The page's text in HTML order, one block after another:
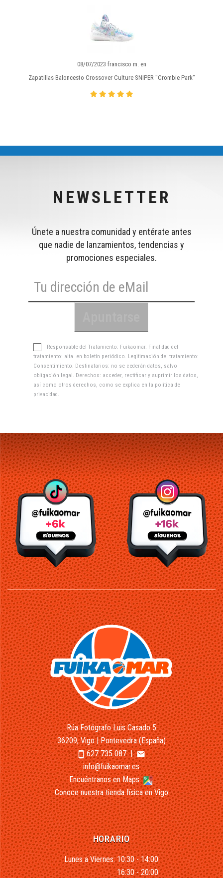
08/07/2023 francisco m. en
Zapatillas Baloncesto Crossover Culture SNIPER "Crombie Park"
NEWSLETTER
Únete a nuestra comunidad y entérate antes
que nadie de lanzamientos, tendencias y
promociones especiales.
Responsable del Tratamiento: Fuikaomar. Finalidad del
tratamiento: alta en boletín periódico. Legitimación del tratamiento:
Consentimiento. Destinatarios: no se cederán datos, salvo
obligación legal. Derechos: acceder, rectificar y suprimir los datos,
así como otros derechos, como se explica en la política de
privacidad .
Rúa Fotógrafo Luis Casado 5
36209, Vigo | Pontevedra (España)
smartphone627 735 087|email
info@fuikaomar.es
Encuéntranos en Maps
Conoce nuestra tienda física en Vigo
HORARIO
Lunes a Viernes: 10:30 - 14:00
16:30 - 20:00